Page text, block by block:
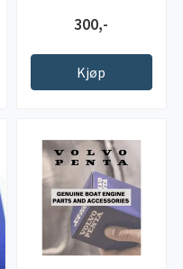
300,-
Kjøp